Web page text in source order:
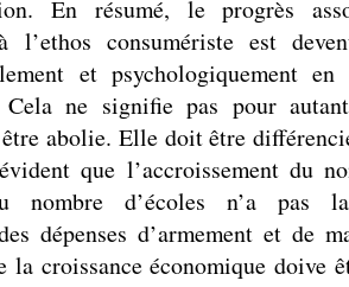
En résumé, le progrès
l’ethos consumériste est
et psychologiquement
Cela ne signifie pas pour
abolie. Elle doit être
que l’accroissement du
nombre d’écoles n’a pas
dépenses d’armement et de
la croissance économique doive